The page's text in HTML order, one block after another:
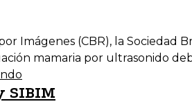
Imágenes (CBR), la Sociedad
mamaria por ultrasonido
SIBIM